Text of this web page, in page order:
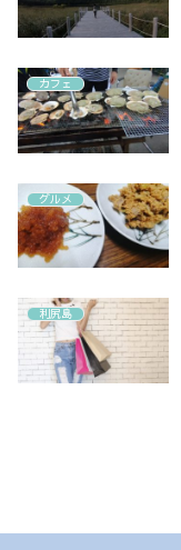
カフェ
グルメ
利尻島